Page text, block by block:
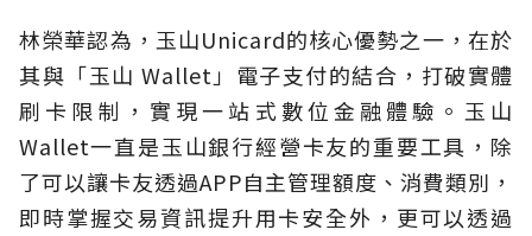
林榮華認為，玉山Unicard的核心優勢之一，在於
其與「玉山 Wallet」電子支付的結合，打破實體
刷卡限制，實現一站式數位金融體驗。玉山
Wallet一直是玉山銀行經營卡友的重要工具，除
了可以讓卡友透過APP自主管理額度、消費類別，
即時掌握交易資訊提升用卡安全外，更可以透過